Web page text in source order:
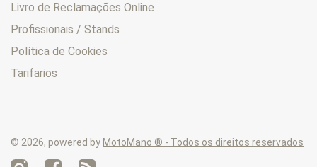
TSX 0
TT 0
Twenty One 0
Livro de Reclamações Online
Profissionais / Stands
Política de Cookies
Tarifarios
© 2026, powered by MotoMano ® - Todos os direitos reservados